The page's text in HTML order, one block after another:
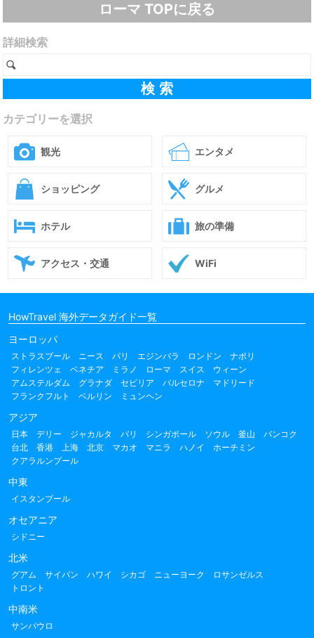
ローマ TOPに戻る
詳細検索
カテゴリーを選択
観光 エンタメ
ショッピング グルメ
ホテル 旅の準備
アクセス・交通 WiFi
HowTravel 海外データガイド一覧
ヨーロッパ
ストラスブール ニース パリ エジンバラ ロンドン
ナポリ
フィレンツェ
ベネチア ミラノ ローマ スイス
ウィーン
アムステルダム
グラナダ セビリア バルセロナ
マドリード
フランクフルト
ベルリン ミュンヘン
アジア
日本 デリー ジャカルタ バリ シンガポール ソウル 釜山
バンコク
台北
香港 上海 北京 マカオ マニラ ハノイ
ホーチミン
クアラルンプール
中東
イスタンブール
オセアニア
シドニー
北米
グアム サイパン ハワイ シカゴ ニューヨーク
ロサンゼルス
トロント
中南米
サンパウロ